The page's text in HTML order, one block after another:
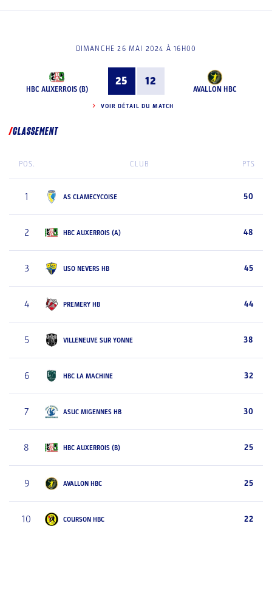
DIMANCHE 26 MAI 2024 À 16H00
HBC AUXERROIS (B)
25 12
AVALLON HBC
VOIR DÉTAIL DU MATCH
CLASSEMENT
POS. CLUB PTS
1 AS CLAMECYCOISE 50
2 HBC AUXERROIS (A) 48
3 USO NEVERS HB 45
4 PREMERY HB 44
5 VILLENEUVE SUR YONNE 38
6 HBC LA MACHINE 32
7 ASUC MIGENNES HB 30
8 HBC AUXERROIS (B) 25
9 AVALLON HBC 25
10 COURSON HBC 22